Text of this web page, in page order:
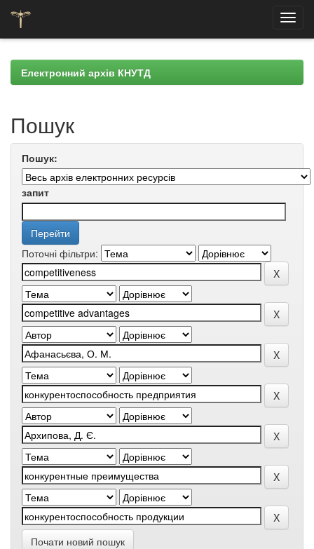
navigationЕлектронний архів КНУТД
Пошук
Пошук:
запит
Поточні фільтри:
Почати новий пошук